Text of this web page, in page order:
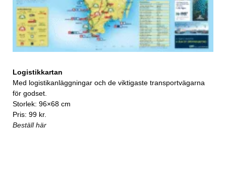
Logistikkartan
Med logistikanläggningar och de viktigaste transportvägarna
för godset.
Storlek: 96×68 cm
Pris: 99 kr.
Beställ här